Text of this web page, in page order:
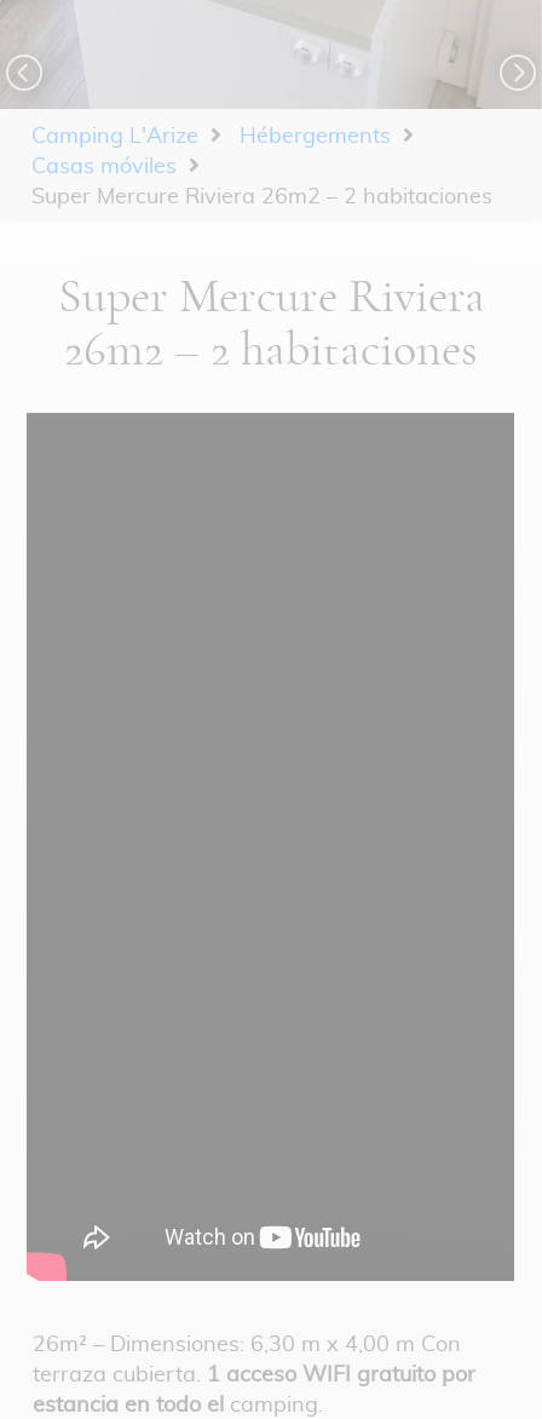
Camping L'Arize
Hébergements
Casas móviles
Super Mercure Riviera 26m2 – 2 habitaciones
Super Mercure Riviera
26m2 – 2 habitaciones
26m² – Dimensiones: 6,30 m x 4,00 m Con
terraza cubierta. 1 acceso WIFI gratuito por
estancia en todo elcamping.